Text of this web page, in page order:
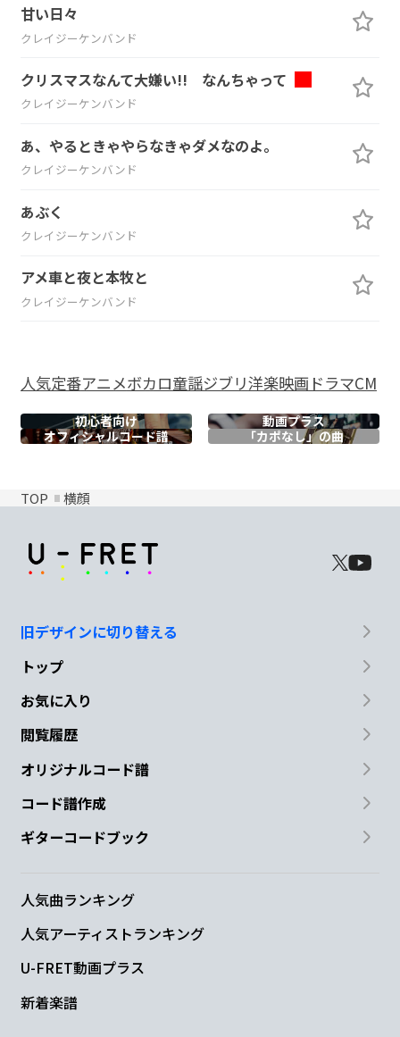
甘い日々
クレイジーケンバンド
クリスマスなんて大嫌い!! なんちゃって
クレイジーケンバンド
あ、やるときゃやらなきゃダメなのよ。
クレイジーケンバンド
あぶく
クレイジーケンバンド
アメ車と夜と本牧と
クレイジーケンバンド
人気定番アニメボカロ童謡ジブリ洋楽映画ドラマCM
初心者向け
動画プラス
オフィシャルコード譜 「カポなし」の曲
TOP 横顔
旧デザインに切り替える
トップ
お気に入り
閲覧履歴
オリジナルコード譜
コード譜作成
ギターコードブック
人気曲ランキング
人気アーティストランキング
U-FRET動画プラス
新着楽譜